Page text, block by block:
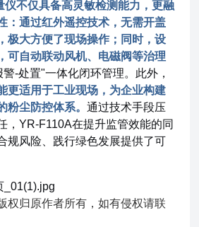
仪不仅具备高灵敏检测能力，更融
：通过红外遥控技术，无需开盖
极大方便了现场操作；同时，设
可自动联动风机、电磁阀等治理
警-处置"一体化闭环管理。此外，
更适用于工业现场，为企业构建
粉尘防控体系。通过技术手段压
，YR-F110A在提升监管效能的同
规风险、践行绿色发展提供了可
权归原作者所有，如有侵权请联